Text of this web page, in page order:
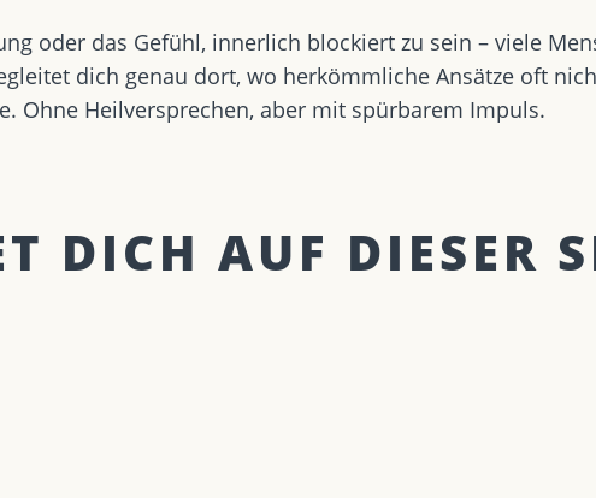
oder das Gefühl, innerlich blockiert zu sein – viele
dich genau dort, wo herkömmliche Ansätze oft
Ohne Heilversprechen, aber mit spürbarem Impuls.
DICH AUF DIESER